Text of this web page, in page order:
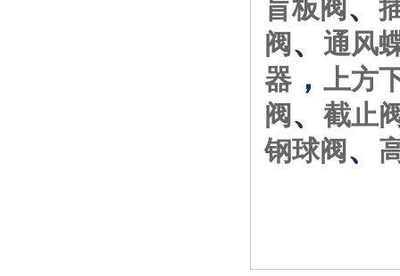
盲板阀 、
阀 、 通风
器 ， 上方
阀 、 截止
钢球阀 、